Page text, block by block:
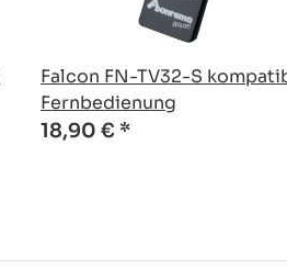
Falcon FN-TV32-S
Fernbedienung
18,90 € *